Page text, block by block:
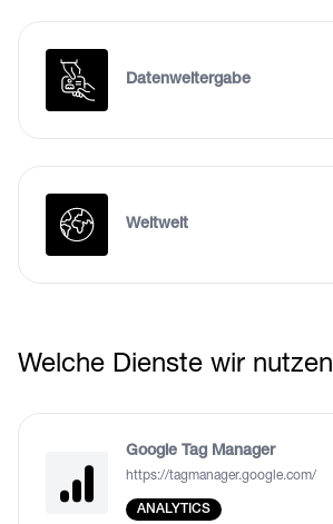
Datenweitergabe
Weltweit
Welche Dienste wir nutzen
Google Tag Manager
https://tagmanager.google.com/
ANALYTICS